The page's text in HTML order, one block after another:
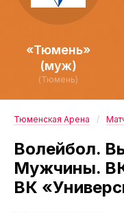
«Тюмень»
(муж)
(Тюмень)
Тюменская Арена
Волейбол.
Мужчины.
ВК